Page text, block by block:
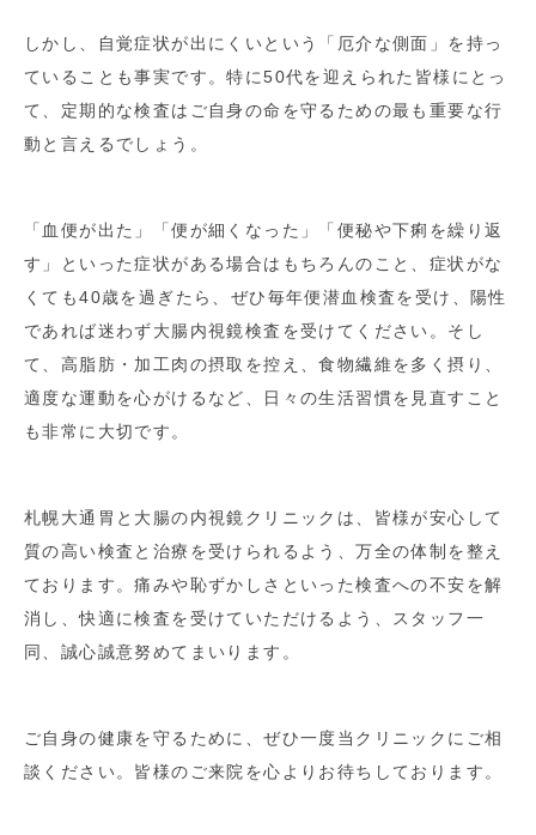
しかし、自覚症状が出にくいという「厄介な側面」を持っ
ていることも事実です。特に50代を迎えられた皆様にとっ
て、定期的な検査はご自身の命を守るための最も重要な行
動と言えるでしょう。
「血便が出た」「便が細くなった」「便秘や下痢を繰り返
す」といった症状がある場合はもちろんのこと、症状がな
くても40歳を過ぎたら、ぜひ毎年便潜血検査を受け、陽性
であれば迷わず大腸内視鏡検査を受けてください。そし
て、高脂肪・加工肉の摂取を控え、食物繊維を多く摂り、
適度な運動を心がけるなど、日々の生活習慣を見直すこと
も非常に大切です。
札幌大通胃と大腸の内視鏡クリニックは、皆様が安心して
質の高い検査と治療を受けられるよう、万全の体制を整え
ております。痛みや恥ずかしさといった検査への不安を解
消し、快適に検査を受けていただけるよう、スタッフ一
同、誠心誠意努めてまいります。
ご自身の健康を守るために、ぜひ一度当クリニックにご相
談ください。皆様のご来院を心よりお待ちしております。